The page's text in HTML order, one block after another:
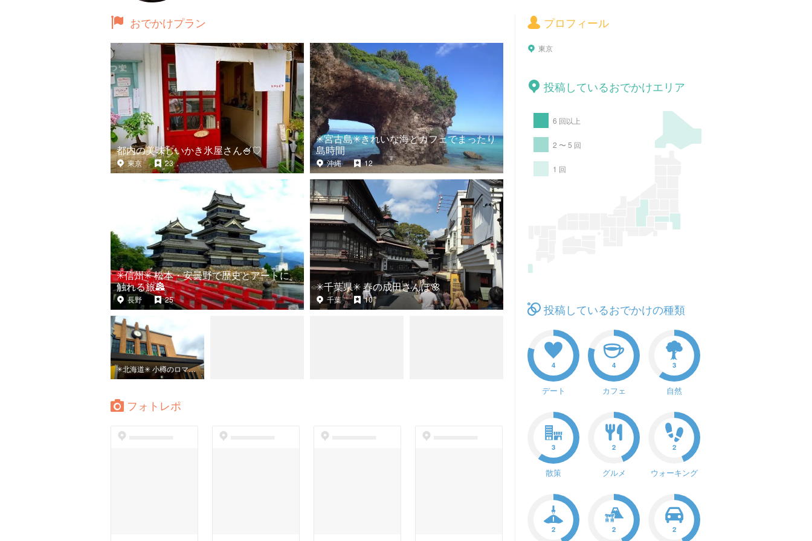
プロフィール
東京
投稿しているおでかけエリア
6 回以上
2 〜 5 回
1 回
投稿しているおでかけの種類
4
デート
4
カフェ
3
自然
3
散策
2
グルメ
2
ウォーキング
2 2 2
おでかけプラン
都内の美味しいかき氷屋さん🍧♡
東京 23
✳︎宮古島✳︎きれいな海とカフェでまったり
島時間
沖縄 12
✳︎信州✳︎ 松本・安曇野で歴史とアートに
触れる旅🏯
長野 25
✳︎千葉県✳︎ 春の成田さんぽ🌸
千葉 10
✳︎北海道✳︎ 小樽のロマンチックな景色をめぐる旅🌙
フォトレポ